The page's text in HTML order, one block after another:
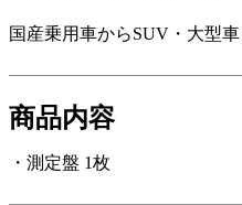
国産乗用車からSUV・大型
商品内容
・測定盤 1枚